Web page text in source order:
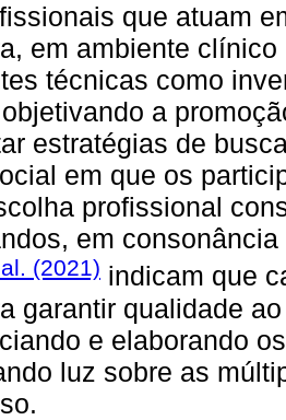
que atuam
em ambiente
técnicas como
a
estratégias de
em que os
profissional
em
(2021) indicam que
garantir qualidade
e elaborando
luz sobre as